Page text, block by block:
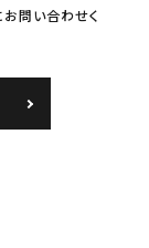
問い合わせく